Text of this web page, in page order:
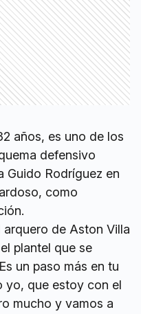
años, es uno de los
defensivo
Guido Rodríguez en
como
de Aston Villa
plantel que se
un paso más en tu
yo, que estoy con el
mucho y vamos a